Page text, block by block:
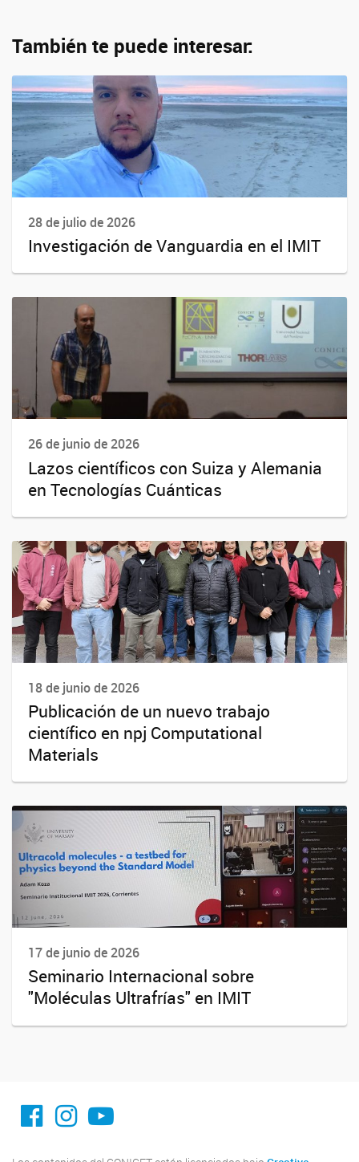
También te puede interesar:
28 de julio de 2026
Investigación de Vanguardia en el IMIT
26 de junio de 2026
Lazos científicos con Suiza y Alemania
en Tecnologías Cuánticas
18 de junio de 2026
Publicación de un nuevo trabajo
científico en npj Computational
Materials
17 de junio de 2026
Seminario Internacional sobre
"Moléculas Ultrafrías" en IMIT
facebook imit.conicet
imit.conicet
Youtube